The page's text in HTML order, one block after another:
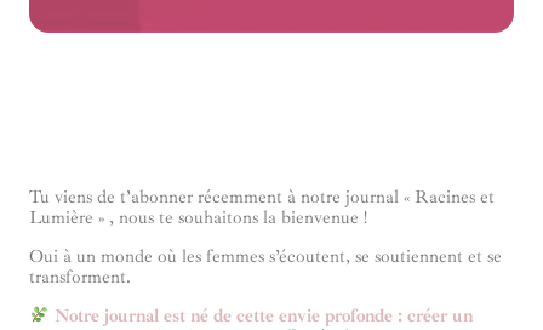
Tu viens de t’abonner récemment à notre journal « Racines et
Lumière » , nous te souhaitons la bienvenue !
Oui à un monde où les femmes s’écoutent, se soutiennent et se
transforment.
Notre journal est né de cette envie profonde : créer un